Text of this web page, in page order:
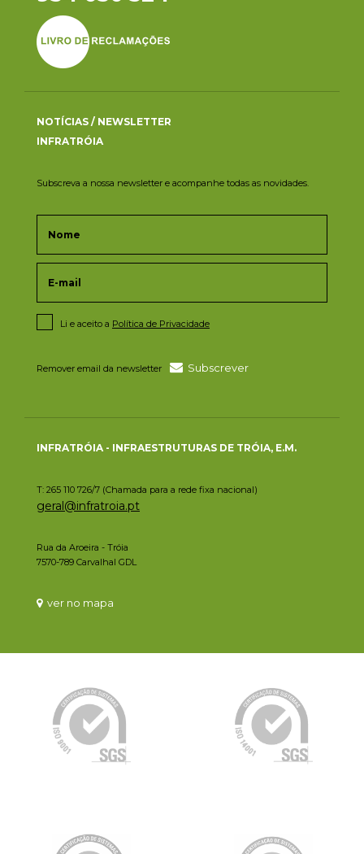
NOTÍCIAS / NEWSLETTER
INFRATRÓIA
Subscreva a nossa newsletter e acompanhe todas as novidades.
Li e aceito a Política de Privacidade
Remover email da newsletter Subscrever
INFRATRÓIA - INFRAESTRUTURAS DE TRÓIA, E.M.
T: 265 110 726/7 (Chamada para a rede fixa nacional)
geral@infratroia.pt
Rua da Aroeira - Tróia
7570-789 Carvalhal GDL
ver no mapa